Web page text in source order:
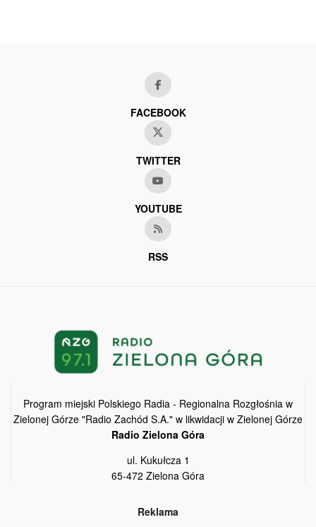
FACEBOOK
TWITTER
YOUTUBE
RSS
Program miejski Polskiego Radia - Regionalna Rozgłośnia w
Zielonej Górze "Radio Zachód S.A." w likwidacji w Zielonej Górze
Radio Zielona Góra
ul. Kukułcza 1
65-472 Zielona Góra
Reklama